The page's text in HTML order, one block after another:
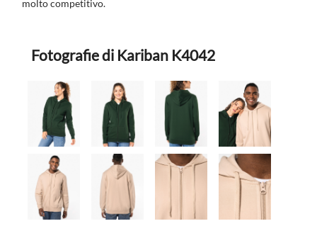
molto competitivo.
Fotografie di Kariban K4042